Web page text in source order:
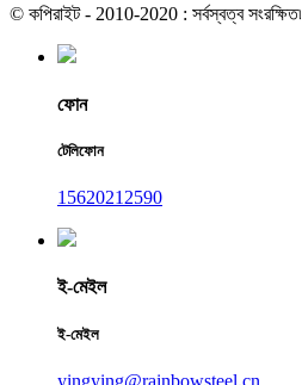
© কপিরাইট - 2010-2020 : সর্বস্বত্ব সংরক্ষিত৷
ফোন
টেলিফোন
15620212590
ই-মেইল
ই-মেইল
yingying@rainbowsteel.cn